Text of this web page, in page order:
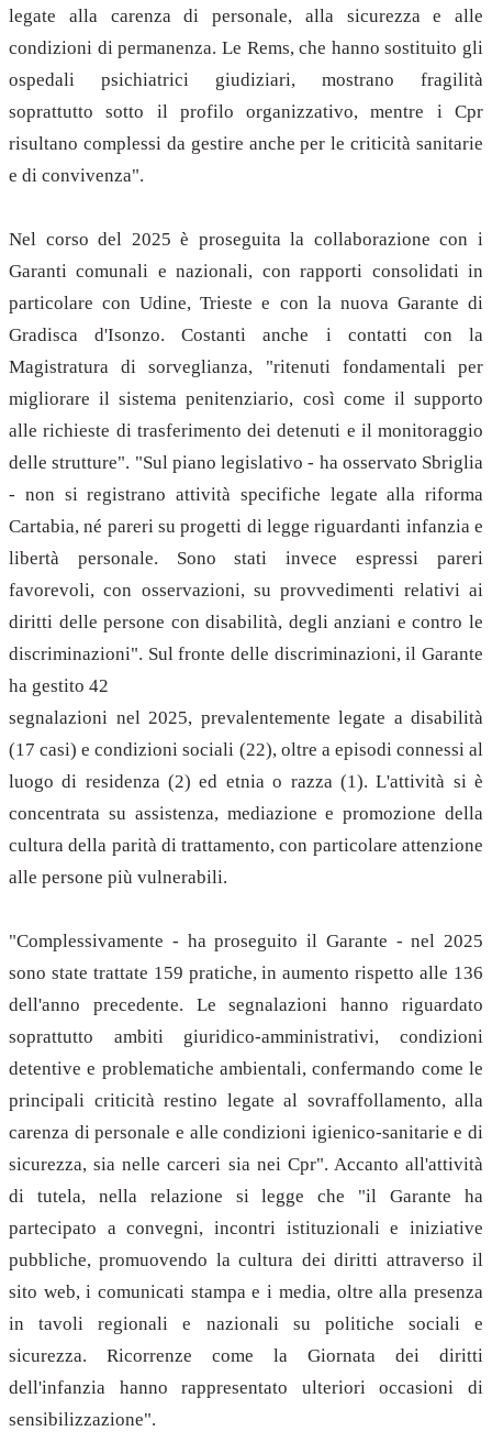
legate alla carenza di personale, alla sicurezza e alle
condizioni di permanenza. Le Rems, che hanno sostituito gli
ospedali psichiatrici giudiziari, mostrano fragilità
soprattutto sotto il profilo organizzativo, mentre i Cpr
risultano complessi da gestire anche per le criticità sanitarie
e di convivenza".
Nel corso del 2025 è proseguita la collaborazione con i
Garanti comunali e nazionali, con rapporti consolidati in
particolare con Udine, Trieste e con la nuova Garante di
Gradisca d'Isonzo. Costanti anche i contatti con la
Magistratura di sorveglianza, "ritenuti fondamentali per
migliorare il sistema penitenziario, così come il supporto
alle richieste di trasferimento dei detenuti e il monitoraggio
delle strutture". "Sul piano legislativo - ha osservato Sbriglia
- non si registrano attività specifiche legate alla riforma
Cartabia, né pareri su progetti di legge riguardanti infanzia e
libertà personale. Sono stati invece espressi pareri
favorevoli, con osservazioni, su provvedimenti relativi ai
diritti delle persone con disabilità, degli anziani e contro le
discriminazioni". Sul fronte delle discriminazioni, il Garante
ha gestito 42
segnalazioni nel 2025, prevalentemente legate a disabilità
(17 casi) e condizioni sociali (22), oltre a episodi connessi al
luogo di residenza (2) ed etnia o razza (1). L'attività si è
concentrata su assistenza, mediazione e promozione della
cultura della parità di trattamento, con particolare attenzione
alle persone più vulnerabili.
"Complessivamente - ha proseguito il Garante - nel 2025
sono state trattate 159 pratiche, in aumento rispetto alle 136
dell'anno precedente. Le segnalazioni hanno riguardato
soprattutto ambiti giuridico-amministrativi, condizioni
detentive e problematiche ambientali, confermando come le
principali criticità restino legate al sovraffollamento, alla
carenza di personale e alle condizioni igienico-sanitarie e di
sicurezza, sia nelle carceri sia nei Cpr". Accanto all'attività
di tutela, nella relazione si legge che "il Garante ha
partecipato a convegni, incontri istituzionali e iniziative
pubbliche, promuovendo la cultura dei diritti attraverso il
sito web, i comunicati stampa e i media, oltre alla presenza
in tavoli regionali e nazionali su politiche sociali e
sicurezza. Ricorrenze come la Giornata dei diritti
dell'infanzia hanno rappresentato ulteriori occasioni di
sensibilizzazione".